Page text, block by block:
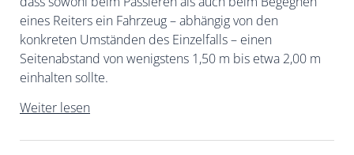
eines Reiters ein Fahrzeug – abhängig von den
konkreten Umständen des Einzelfalls – einen
Seitenabstand von wenigstens 1,50 m bis etwa 2,00 m
einhalten sollte.
Weiter lesen